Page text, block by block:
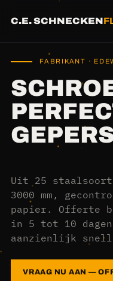
C.E. SCHNECKEN
FABRIKANT ·
Uit 25
3000 mm,
papier. Offerte
in 5 tot 10
aanzienlijk
VRAAG NU AAN —